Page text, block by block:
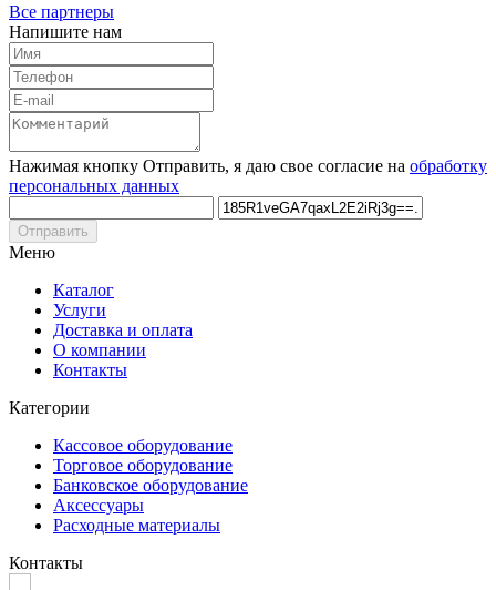
Все партнеры
Напишите нам
Нажимая кнопку Отправить, я даю свое согласие на обработку
персональных данных
Отправить
Меню
Каталог
Услуги
Доставка и оплата
О компании
Контакты
Категории
Кассовое оборудование
Торговое оборудование
Банковское оборудование
Аксессуары
Расходные материалы
Контакты